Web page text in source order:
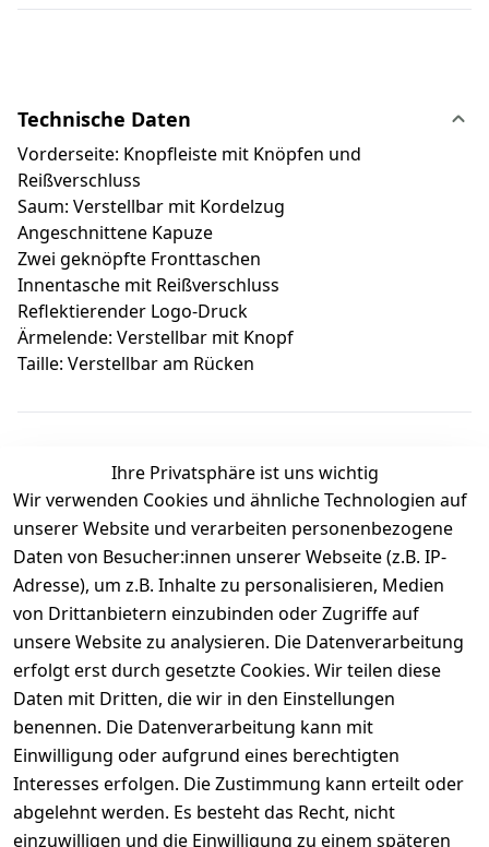
Technische Daten
Vorderseite: Knopfleiste mit Knöpfen und
Reißverschluss
Saum: Verstellbar mit Kordelzug
Angeschnittene Kapuze
Zwei geknöpfte Fronttaschen
Innentasche mit Reißverschluss
Reflektierender Logo-Druck
Ärmelende: Verstellbar mit Knopf
Taille: Verstellbar am Rücken
Kundenbewertungen
Durchschnittliche Bewertung
0
Basierend auf 0 Bewertung(en)
Bewertung abgeben
5
( 0 )
4
( 0 )
3
( 0 )
2
( 0 )
1
( 0 )
Ihre Privatsphäre ist uns wichtig
Wir verwenden Cookies und ähnliche Technologien auf
unserer Website und verarbeiten personenbezogene
Daten von Besucher:innen unserer Webseite (z.B. IP-
Adresse), um z.B. Inhalte zu personalisieren, Medien
von Drittanbietern einzubinden oder Zugriffe auf
unsere Website zu analysieren. Die Datenverarbeitung
erfolgt erst durch gesetzte Cookies. Wir teilen diese
Daten mit Dritten, die wir in den Einstellungen
benennen. Die Datenverarbeitung kann mit
Einwilligung oder aufgrund eines berechtigten
Interesses erfolgen. Die Zustimmung kann erteilt oder
abgelehnt werden. Es besteht das Recht, nicht
einzuwilligen und die Einwilligung zu einem späteren